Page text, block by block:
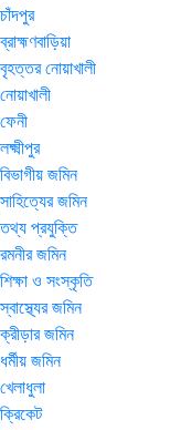
চাঁদপুর
ব্রাহ্মণবাড়িয়া
বৃহত্তর নোয়াখালী
নোয়াখালী
ফেনী
লক্ষ্মীপুর
বিভাগীয় জমিন
সাহিত্যের জমিন
তথ্য প্রযুক্তি
রমনীর জমিন
শিক্ষা ও সংস্কৃতি
স্বাস্থ্যের জমিন
ক্রীড়ার জমিন
ধর্মীয় জমিন
খেলাধুলা
ক্রিকেট